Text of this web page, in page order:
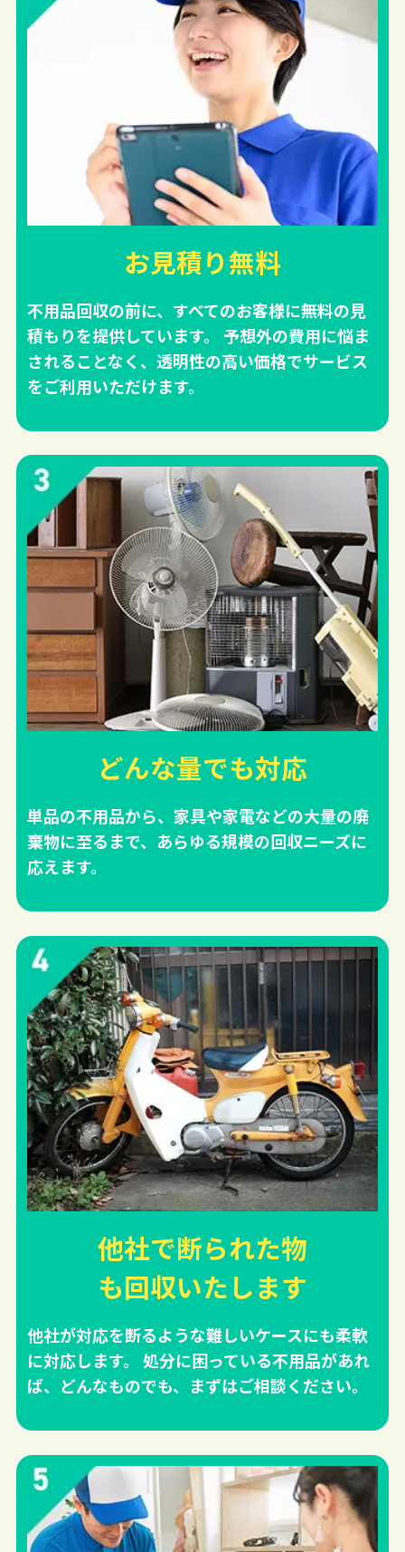
お見積り無料
不用品回収の前に、すべてのお客様に無料の見
積もりを提供しています。 予想外の費用に悩ま
されることなく、透明性の高い価格でサービス
をご利用いただけます。
どんな量でも対応
単品の不用品から、家具や家電などの大量の廃
棄物に至るまで、あらゆる規模の回収ニーズに
応えます。
他社で断られた物
も回収いたします
他社が対応を断るような難しいケースにも柔軟
に対応します。 処分に困っている不用品があれ
ば、どんなものでも、まずはご相談ください。